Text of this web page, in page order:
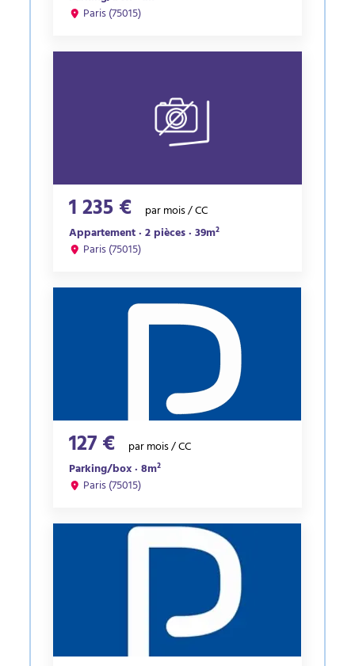
Paris (75015)
1 235 €
par mois / CC
Appartement · 2 pièces · 39m²
Paris (75015)
127 €
par mois / CC
Parking/box · 8m²
Paris (75015)